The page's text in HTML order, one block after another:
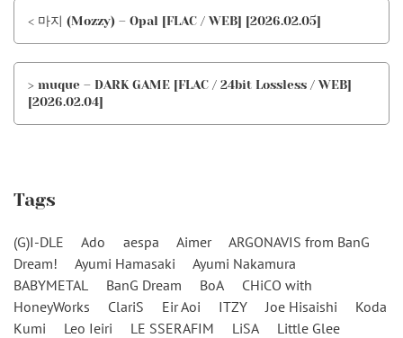
< 마지 (Mozzy) – Opal [FLAC / WEB] [2026.02.05]
> muque – DARK GAME [FLAC / 24bit Lossless / WEB]
[2026.02.04]
Tags
(G)I-DLE Ado aespa Aimer
ARGONAVIS from BanG
Dream!
Ayumi Hamasaki
Ayumi Nakamura
BABYMETAL
BanG Dream BoA
CHiCO with
HoneyWorks
ClariS Eir Aoi ITZY Joe Hisaishi
Koda
Kumi
Leo Ieiri LE SSERAFIM LiSA
Little Glee